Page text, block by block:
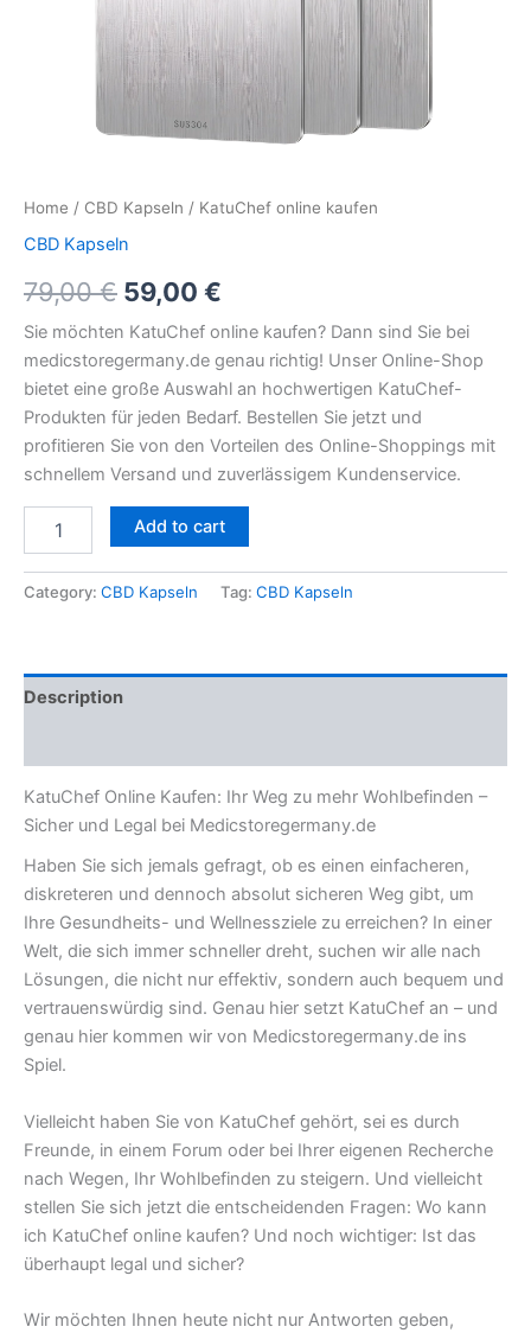
Home / CBD Kapseln / KatuChef online kaufen
CBD Kapseln
79,00€ 59,00 €
Sie möchten KatuChef online kaufen? Dann sind Sie bei
medicstoregermany.de genau richtig! Unser Online-Shop
bietet eine große Auswahl an hochwertigen KatuChef-
Produkten für jeden Bedarf. Bestellen Sie jetzt und
profitieren Sie von den Vorteilen des Online-Shoppings mit
schnellem Versand und zuverlässigem Kundenservice.
Add to cart
Category: CBD Kapseln Tag: CBD Kapseln
Description
KatuChef Online Kaufen: Ihr Weg zu mehr Wohlbefinden –
Sicher und Legal bei Medicstoregermany.de
Haben Sie sich jemals gefragt, ob es einen einfacheren,
diskreteren und dennoch absolut sicheren Weg gibt, um
Ihre Gesundheits- und Wellnessziele zu erreichen? In einer
Welt, die sich immer schneller dreht, suchen wir alle nach
Lösungen, die nicht nur effektiv, sondern auch bequem und
vertrauenswürdig sind. Genau hier setzt KatuChef an – und
genau hier kommen wir von Medicstoregermany.de ins
Spiel.
Vielleicht haben Sie von KatuChef gehört, sei es durch
Freunde, in einem Forum oder bei Ihrer eigenen Recherche
nach Wegen, Ihr Wohlbefinden zu steigern. Und vielleicht
stellen Sie sich jetzt die entscheidenden Fragen: Wo kann
ich KatuChef online kaufen? Und noch wichtiger: Ist das
überhaupt legal und sicher?
Wir möchten Ihnen heute nicht nur Antworten geben,